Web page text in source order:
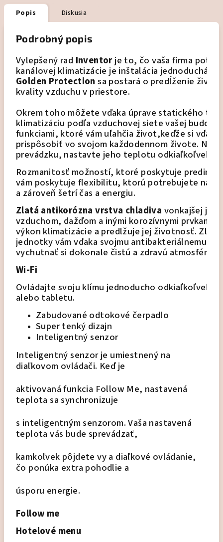
Popis Diskusia
Podrobný popis
Vylepšený rad Inventor je to, čo vaša firma
kanálovej klimatizácie je inštalácia jednoduchá
Golden Protection sa postará o predĺženie
kvality vzduchu v priestore.
Okrem toho môžete vďaka úprave statického
klimatizáciu podľa vzduchovej siete vašej
funkciami, ktoré vám uľahčia život,keďže si
prispôsobiť vo svojom každodennom živote.
prevádzku, nastavte jeho teplotu odkiaľkoľvek
Rozmanitosť možností, ktoré poskytuje
vám poskytuje flexibilitu, ktorú potrebujete na
a zároveň šetrí čas a energiu.
Zlatá antikorózna vrstva chladiva vonkajšej
vzduchom, dažďom a inými korozívnymi prvkami,
výkon klimatizácie a predlžuje jej životnosť.
jednotky vám vďaka svojmu antibakteriálnemu
vychutnať si dokonale čistú a zdravú atmosféru!
Wi-Fi
Ovládajte svoju klímu jednoducho odkiaľkoľvek
alebo tabletu.
Zabudované odtokové čerpadlo
Super tenký dizajn
Inteligentný senzor
Inteligentný senzor je umiestnený na
diaľkovom ovládači. Keď je
aktivovanáfunkcia Follow Me, nastavená
teplota sasynchronizuje
s inteligentným senzorom.Vaša nastavená
teplota vás bude sprevádzať,
kamkoľvek pôjdete vy a diaľkové ovládanie,
čo ponúka extra pohodlie a
úsporu energie.
Follow me
Hotelové menu